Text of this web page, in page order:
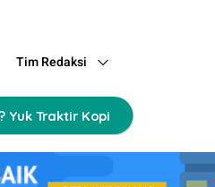
Tim Redaksi
Yuk Traktir Kopi